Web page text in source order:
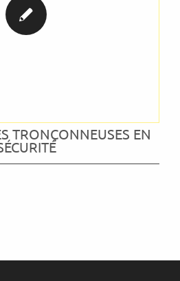
TRONÇONNEUSES EN